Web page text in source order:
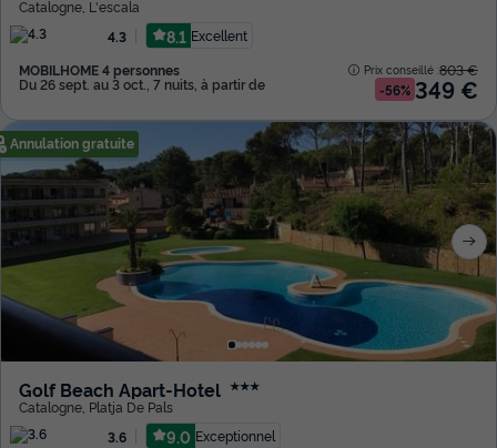
Catalogne L'escala
4.3
8.1 Excellent
MOBILHOME 4 personnes
Du 26 sept. au 3 oct., 7 nuits, à partir de
Prix conseillé :803 €
-56% 349 €
Annulation gratuite
Golf Beach Apart-Hotel ★★★
Catalogne Platja De Pals
3.6
9.0 Exceptionnel